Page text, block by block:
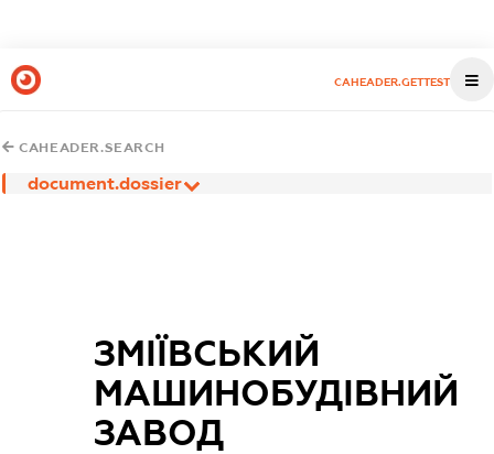
CAHEADER.GETTEST
CAHEADER.SEARCH
document.dossier
ЗМІЇВСЬКИЙ
МАШИНОБУДІВНИЙ
ЗАВОД